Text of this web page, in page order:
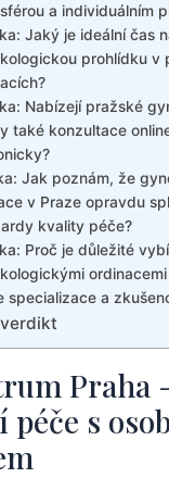
a‍ individuálním
Jaký je ideální čas
prohlídku v
Nabízejí pražské
⁣také konzultace
Jak poznám,⁤ že
v Praze ⁣opravdu
kvality péče?
Proč ⁢je důležité
specializace a⁢
Praha⁣
péče s